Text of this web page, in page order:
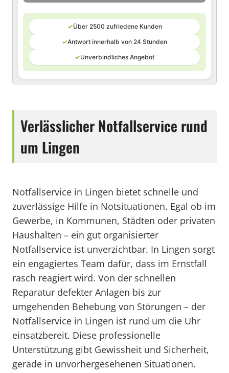
✓Über 2500 zufriedene Kunden
✓Antwort innerhalb von 24 Stunden
✓Unverbindliches Angebot
Verlässlicher Notfallservice rund
um Lingen
Notfallservice in Lingen bietet schnelle und
zuverlässige Hilfe in Notsituationen. Egal ob im
Gewerbe, in Kommunen, Städten oder privaten
Haushalten – ein gut organisierter
Notfallservice ist unverzichtbar. In Lingen sorgt
ein engagiertes Team dafür, dass im Ernstfall
rasch reagiert wird. Von der schnellen
Reparatur defekter Anlagen bis zur
umgehenden Behebung von Störungen – der
Notfallservice in Lingen ist rund um die Uhr
einsatzbereit. Diese professionelle
Unterstützung gibt Gewissheit und Sicherheit,
gerade in unvorhergesehenen Situationen.